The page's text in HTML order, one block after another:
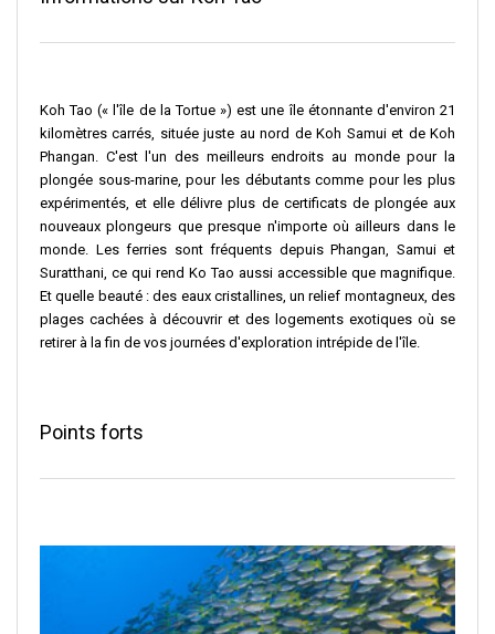
Koh Tao (« l'île de la Tortue ») est une île étonnante d'environ 21
kilomètres carrés, située juste au nord de Koh Samui et de Koh
Phangan. C'est l'un des meilleurs endroits au monde pour la
plongée sous-marine, pour les débutants comme pour les plus
expérimentés, et elle délivre plus de certificats de plongée aux
nouveaux plongeurs que presque n'importe où ailleurs dans le
monde. Les ferries sont fréquents depuis Phangan, Samui et
Suratthani, ce qui rend Ko Tao aussi accessible que magnifique.
Et quelle beauté : des eaux cristallines, un relief montagneux, des
plages cachées à découvrir et des logements exotiques où se
retirer à la fin de vos journées d'exploration intrépide de l'île.
Points forts